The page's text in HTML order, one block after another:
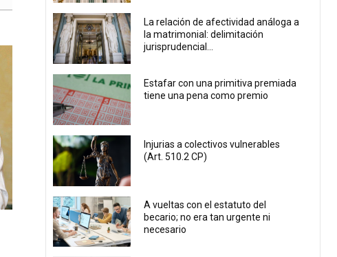
La relación de afectividad análoga a
la matrimonial: delimitación
jurisprudencial...
Estafar con una primitiva premiada
tiene una pena como premio
Injurias a colectivos vulnerables
(Art. 510.2 CP)
A vueltas con el estatuto del
becario; no era tan urgente ni
necesario